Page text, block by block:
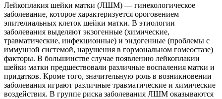
Лейкоплакия шейки матки (ЛШМ) — гинекологическое
заболевание, которое характеризуется ороговением
эпителиальных клеток шейки матки. В этиологии
заболевания выделяют экзогенные (химические,
травматические, инфекционные) и эндогенные (проблемы с
иммунной системой, нарушения в гормональном гомеостазе)
факторы. В большинстве случае появлению лейкоплакии
шейки матки предшествовали различные воспаления матки и
придатков. Кроме того, значительную роль в возникновении
заболевания играют различные травматические и химические
воздействия. В группе риска заболевания ЛШМ оказываются